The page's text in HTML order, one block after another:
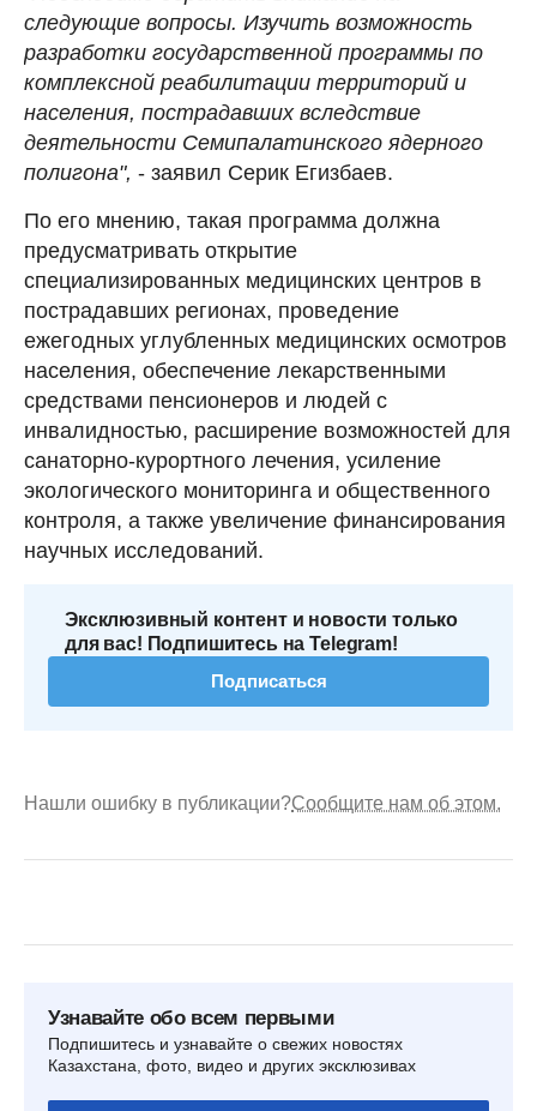
следующие вопросы. Изучить возможность
разработки государственной программы по
комплексной реабилитации территорий и
населения, пострадавших вследствие
деятельности Семипалатинского ядерного
полигона", - заявил Серик Егизбаев.
По его мнению, такая программа должна
предусматривать открытие
специализированных медицинских центров в
пострадавших регионах, проведение
ежегодных углубленных медицинских осмотров
населения, обеспечение лекарственными
средствами пенсионеров и людей с
инвалидностью, расширение возможностей для
санаторно-курортного лечения, усиление
экологического мониторинга и общественного
контроля, а также увеличение финансирования
научных исследований.
Эксклюзивный контент и новости только
для вас! Подпишитесь на Telegram!
Подписаться
Нашли ошибку в публикации?Сообщите нам об этом.
Узнавайте обо всем первыми
Подпишитесь и узнавайте о свежих новостях
Казахстана, фото, видео и других эксклюзивах